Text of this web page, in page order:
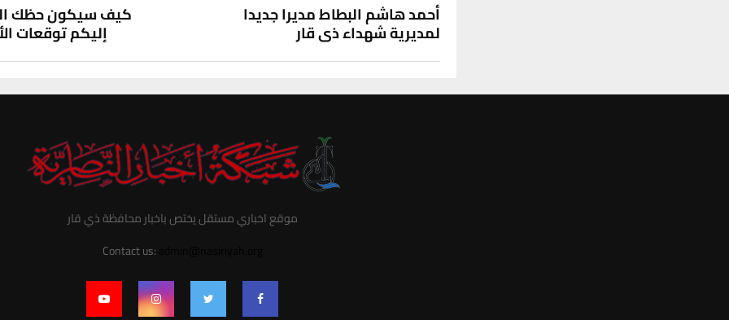
أحمد هاشم البطاط مديرا جديدا
لمديرية شهداء ذي قار
كيف سيكون حظك
إليكم توقعات
موقع اخباري مستقل يختص باخبار محافظة ذي قار
Contact us: